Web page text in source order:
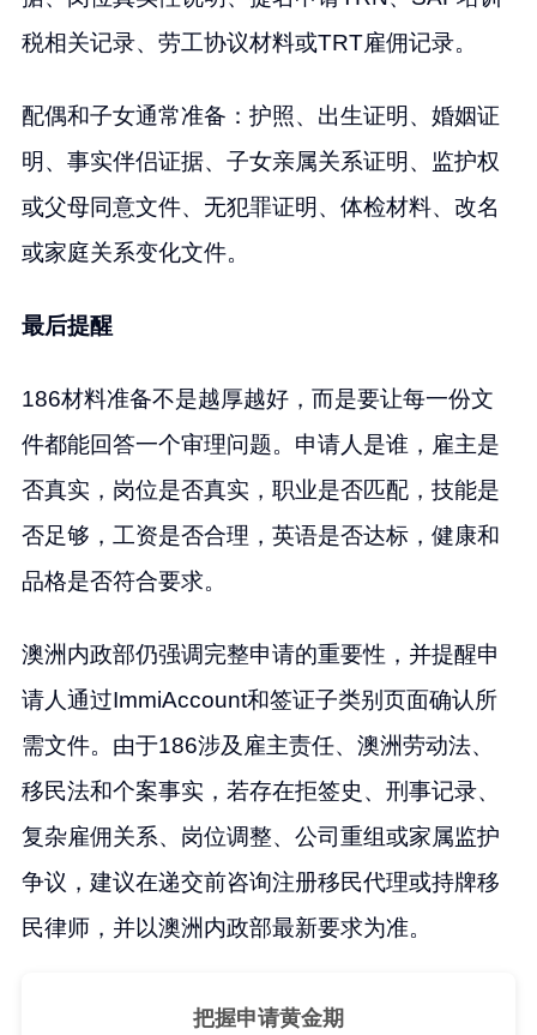
税相关记录、劳工协议材料或TRT雇佣记录。
配偶和子女通常准备：护照、出生证明、婚姻证
明、事实伴侣证据、子女亲属关系证明、监护权
或父母同意文件、无犯罪证明、体检材料、改名
或家庭关系变化文件。
最后提醒
186材料准备不是越厚越好，而是要让每一份文
件都能回答一个审理问题。申请人是谁，雇主是
否真实，岗位是否真实，职业是否匹配，技能是
否足够，工资是否合理，英语是否达标，健康和
品格是否符合要求。
澳洲内政部仍强调完整申请的重要性，并提醒申
请人通过ImmiAccount和签证子类别页面确认所
需文件。由于186涉及雇主责任、澳洲劳动法、
移民法和个案事实，若存在拒签史、刑事记录、
复杂雇佣关系、岗位调整、公司重组或家属监护
争议，建议在递交前咨询注册移民代理或持牌移
民律师，并以澳洲内政部最新要求为准。
把握申请黄金期